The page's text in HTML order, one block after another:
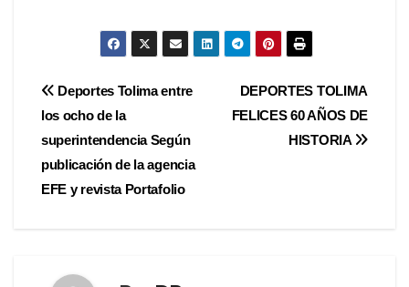
Navegación
de
entradas
DEPORTES TOLIMA
FELICES 60 AÑOS DE
HISTORIA
Deportes Tolima entre
los ocho de la
superintendencia Según
publicación de la agencia
EFE y revista Portafolio